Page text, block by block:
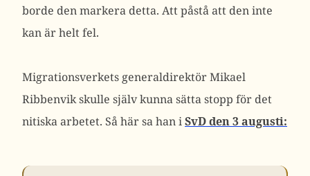
borde den markera detta. Att påstå att den inte
kan är helt fel.
Migrationsverkets generaldirektör Mikael
Ribbenvik skulle själv kunna sätta stopp för det
nitiska arbetet. Så här sa han iSvD den 3 augusti: